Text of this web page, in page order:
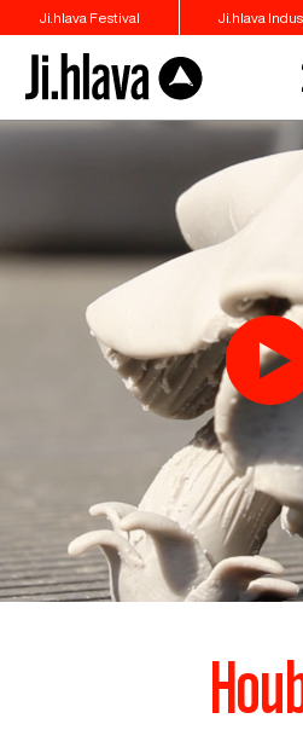
Ji.hlava Festival Ji.hlava